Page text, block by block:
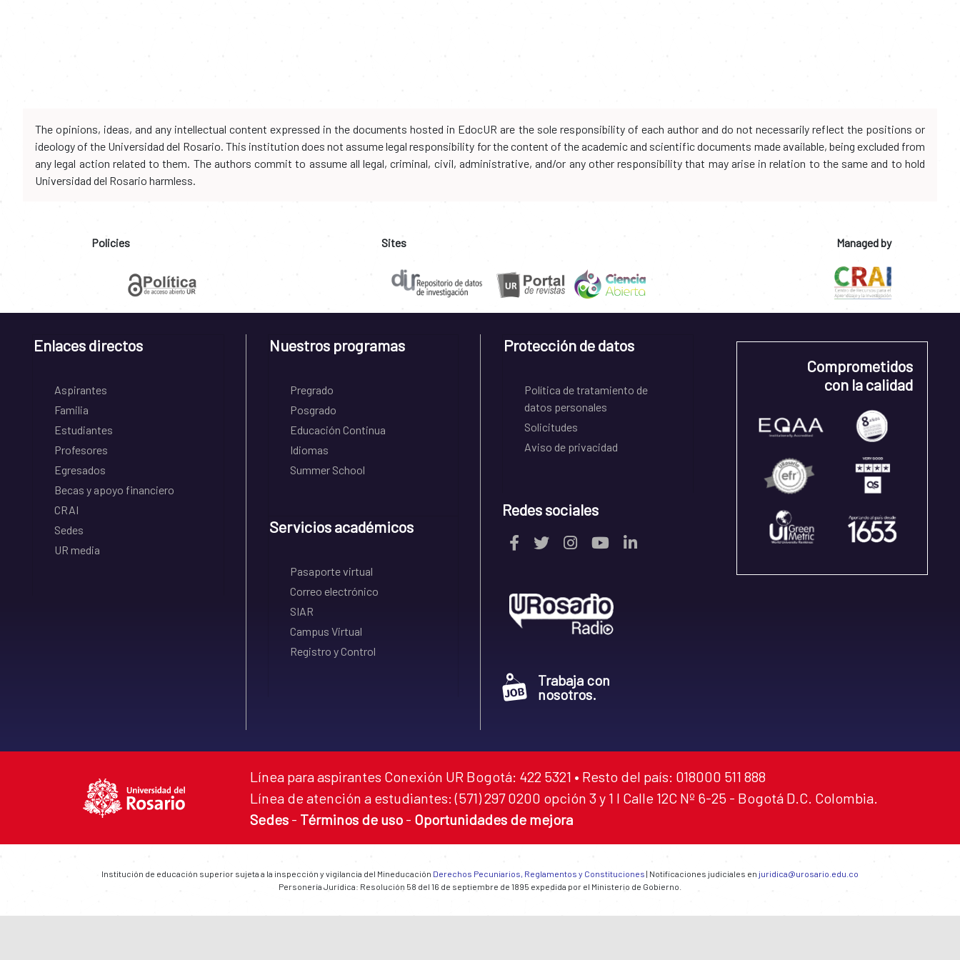
The opinions, ideas, and any intellectual content expressed in the documents hosted in EdocUR are the sole responsibility of each author and do not necessarily reflect the positions or
ideology of the Universidad del Rosario. This institution does not assume legal responsibility for the content of the academic and scientific documents made available, being excluded from
any legal action related to them. The authors commit to assume all legal, criminal, civil, administrative, and/or any other responsibility that may arise in relation to the same and to hold
Universidad del Rosario harmless.
Policies Sites Managed by
Enlaces directos
Aspirantes
Familia
Estudiantes
Profesores
Egresados
Becas y apoyo financiero
CRAI
Sedes
UR media
Nuestros programas
Pregrado
Posgrado
Educación Continua
Idiomas
Summer School
Servicios académicos
Pasaporte virtual
Correo electrónico
SIAR
Campus Virtual
Registro y Control
Protección de datos
Política de tratamiento de
datos personales
Solicitudes
Aviso de privacidad
Redes sociales
Trabaja con
nosotros.
Comprometidos
con la calidad
Línea para aspirantes Conexión UR Bogotá: 422 5321 • Resto del país: 018000 511 888
Línea de atención a estudiantes: (571) 297 0200 opción 3 y 1 I Calle 12C Nº 6-25 - Bogotá D.C. Colombia.
Sedes - Términos de uso - Oportunidades de mejora
Institución de educación superior sujeta a la inspección y vigilancia del Mineducación Derechos Pecuniarios, Reglamentos y Constituciones | Notificaciones judiciales en juridica@urosario.edu.co
Personería Jurídica: Resolución 58 del 16 de septiembre de 1895 expedida por el Ministerio de Gobierno.